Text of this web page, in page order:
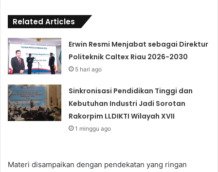
Related Articles
Erwin Resmi Menjabat sebagai Direktur
Politeknik Caltex Riau 2026-2030
5 hari ago
Sinkronisasi Pendidikan Tinggi dan
Kebutuhan Industri Jadi Sorotan
Rakorpim LLDIKTI Wilayah XVII
1 minggu ago
Materi disampaikan dengan pendekatan yang ringan